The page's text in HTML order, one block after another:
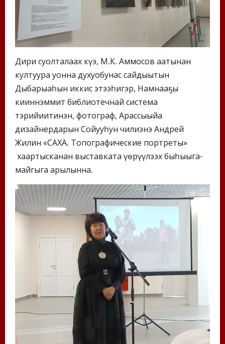
Дириҥ суолталаах күҥҥэ, М.К. Аммосов аатынан
култуура уонна духуобунас сайдыытын
Дыбарыаһын иккис этээһигэр, Намнааҕы
кииннэммит библиотечнай система
тэрийиитинэн, фотограф, Арассыыйа
дизайнердарын Сойууһун чилиэнэ Андрей
Жилин «САХА. Топографические портреты»
хаартысканан выставката үөрүүлээх быһыыга-
майгыга арылынна.